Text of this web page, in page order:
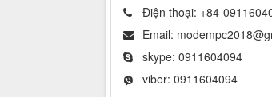
Điện thoại: +84-
Email:
skype: 0911604094
viber: 0911604094